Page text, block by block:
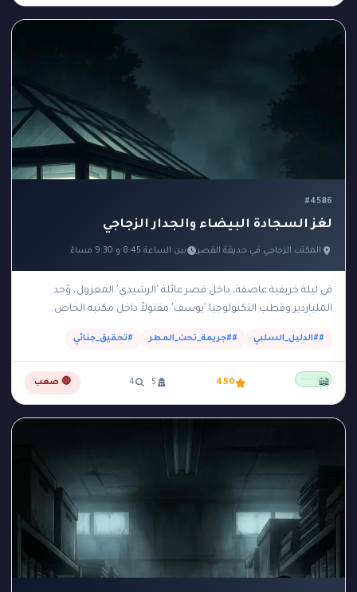
#4586
لغز السجادة البيضاء والجدار الزجاجي
المكتب الزجاجي في حديقة القصر بين الساعة 8:45 و 9:30 مساءً
في ليلة خريفية عاصفة، داخل قصر عائلة 'الرشيدي' المعزول، وُجد
الملياردير وقطب التكنولوجيا 'يوسف' مقتولاً داخل مكتبه الخاص.
##الدليل_السلبي ##جريمة_تحت_المطر #تحقيق_جنائي
مجانية 450
5
4 🔴 صعب 📖